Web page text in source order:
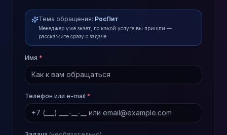
Тема обращения: РосПит
Менеджер уже знает, по какой услуге вы пришли —
расскажите сразу о задаче.
Имя *
Телефон или e-mail *